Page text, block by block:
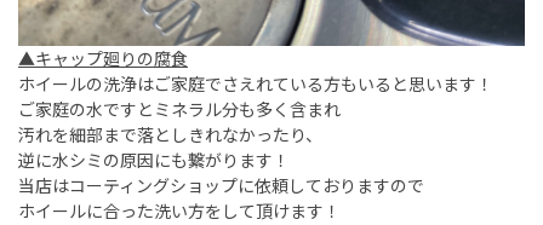
▲キャップ廻りの腐食
ホイールの洗浄はご家庭でさえれている方もいると思います！
ご家庭の水ですとミネラル分も多く含まれ
汚れを細部まで落としきれなかったり、
逆に水シミの原因にも繋がります！
当店はコーティングショップに依頼しておりますので
ホイールに合った洗い方をして頂けます！